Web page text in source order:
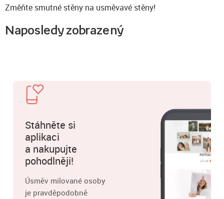
Změňte smutné stěny na usměvavé stěny!
Naposledy zobrazený
Stáhněte si
aplikaci
a nakupujte
pohodlněji!
Úsměv milované osoby
je pravděpodobně